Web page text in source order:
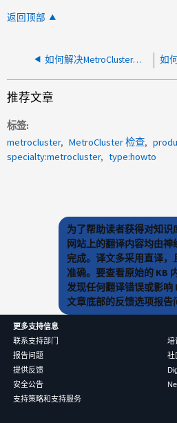
返回顶部
如何解决MetroCluster检查配置复制错误
推荐文章
标签
metrocluster
MetroCluster 检查
specialty:metrocluster
type:howto
为了帮助读者获得对知识
网站上的翻译内容均由神
完成。译文多采用直译
准确。要查看原始的 KB
发现任何翻译错误或影响
文章底部的反馈选项报告
更多支持信息
联系支持部门
报告问题
提供反馈
安全公告
支持策略和支持服务
培
社